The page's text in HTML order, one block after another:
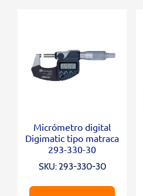
Micrómetro digital
Digimatic tipo matraca
293-330-30
SKU: 293-330-30